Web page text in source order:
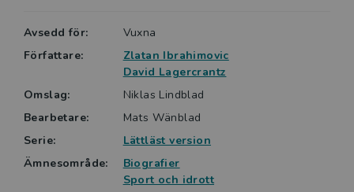
Avsedd för:
Vuxna
Författare:
Zlatan Ibrahimovic
David Lagercrantz
Omslag:
Niklas Lindblad
Bearbetare:
Mats Wänblad
Serie:
Lättläst version
Ämnesområde:
Biografier
Sport och idrott